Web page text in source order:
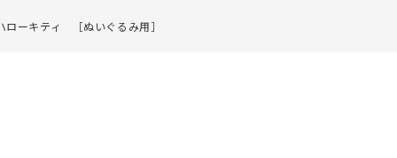
ーキティ ［ぬいぐるみ用］